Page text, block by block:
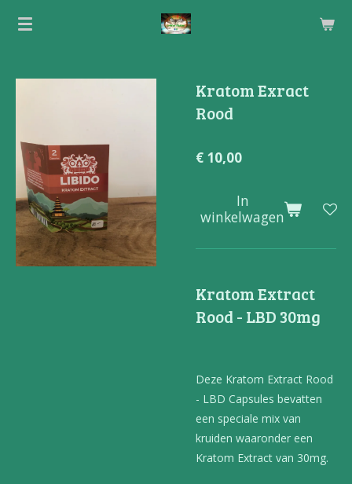
Ga
Kratom Exract
Rood
€ 10,00
In
winkelwagen
Kratom Extract
Rood - LBD 30mg
Deze Kratom Extract Rood
- LBD Capsules bevatten
een speciale mix van
kruiden waaronder een
Kratom Extract van 30mg.